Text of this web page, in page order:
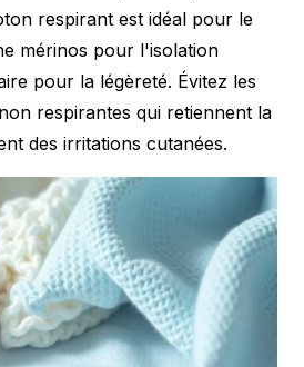
respirant est idéal pour le
mérinos pour l'isolation
pour la légèreté. Évitez les
respirantes qui retiennent la
des irritations cutanées.